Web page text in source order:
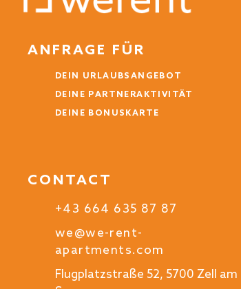
ANFRAGE FÜR
DEIN URLAUBSANGEBOT
DEINE PARTNERAKTIVITÄT
DEINE BONUSKARTE
CONTACT
+43 664 635 87 87
we@we-rent-
apartments.com
Flugplatzstraße 52, 5700 Zell am